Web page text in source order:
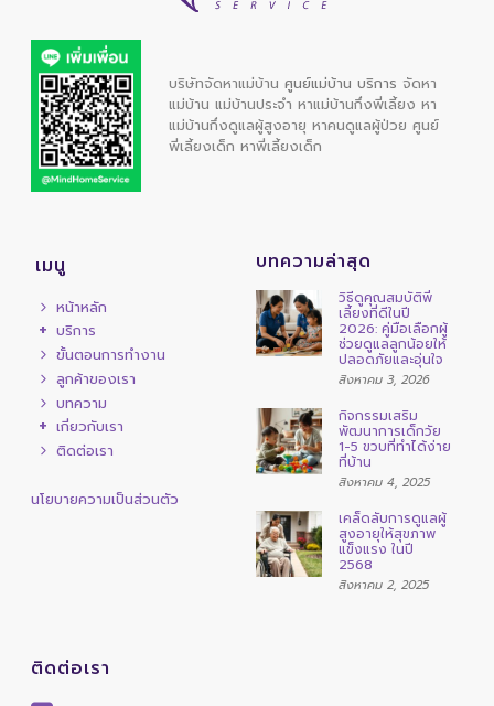
บริษัทจัดหาแม่บ้าน ศูนย์แม่บ้าน บริการ จัดหา
แม่บ้าน แม่บ้านประจำ หาแม่บ้านกึ่งพี่เลี้ยงหา
แม่บ้านกึ่งดูแลผู้สูงอายุ หาคนดูแลผู้ป่วยศูนย์
พี่เลี้ยงเด็ก หาพี่เลี้ยงเด็ก
เมนู
หน้าหลัก
บริการ
ขั้นตอนการทำงาน
ลูกค้าของเรา
บทความ
เกี่ยวกับเรา
ติดต่อเรา
นโยบายความเป็นส่วนตัว
บทความล่าสุด
วิธีดูคุณสมบัติพี่
เลี้ยงที่ดีในปี
2026: คู่มือเลือกผู้
ช่วยดูแลลูกน้อยให้
ปลอดภัยและอุ่นใจ
สิงหาคม 3, 2026
กิจกรรมเสริม
พัฒนาการเด็กวัย
1-5 ขวบที่ทำได้ง่าย
ที่บ้าน
สิงหาคม 4, 2025
เคล็ดลับการดูแลผู้
สูงอายุให้สุขภาพ
แข็งแรง ในปี
2568
สิงหาคม 2, 2025
ติดต่อเรา